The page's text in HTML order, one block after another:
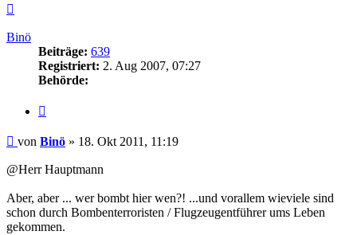
Binö
Beiträge: 639
Registriert: 2. Aug 2007, 07:27
Behörde:
Beitrag
von Binö » 18. Okt 2011, 11:19
@Herr Hauptmann
Aber, aber ... wer bombt hier wen?! ...und vorallem wieviele sind
schon durch Bombenterroristen / Flugzeugentführer ums Leben
gekommen.